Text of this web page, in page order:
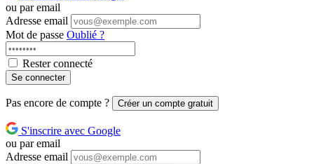
ou par email
Adresse email
Mot de passe Oublié ?
Rester connecté
Se connecter
Pas encore de compte ? Créer un compte gratuit
S'inscrire avec Google
ou par email
Adresse email